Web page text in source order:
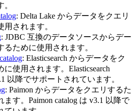
: Delta Lake からデータをクエリ
用されます。
: JDBC 互換のデータソースからデー
るために使用されます。
: Elasticsearch からデータをク
に使用されます。Elasticsearch
以降でサポートされています。
: Paimon からデータをクエリするた
す。Paimon catalog は v3.1 以降で